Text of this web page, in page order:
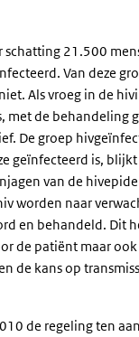
schatting 21.500
Van deze
Als vroeg in de
met de behandeling
De groep
geïnfecteerd is,
van de
worden naar
en behandeld. Dit
de patiënt maar
de kans op
de regeling ten